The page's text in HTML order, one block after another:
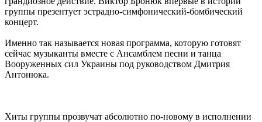
группы презентует эстрадно-симфонический-бомбический
концерт.
Именно так называется новая программа, которую готовят
сейчас музыканты вместе с Ансамблем песни и танца
Вооруженных сил Украины под руководством Дмитрия
Антонюка.
Хиты группы прозвучат абсолютно по-новому в исполнении